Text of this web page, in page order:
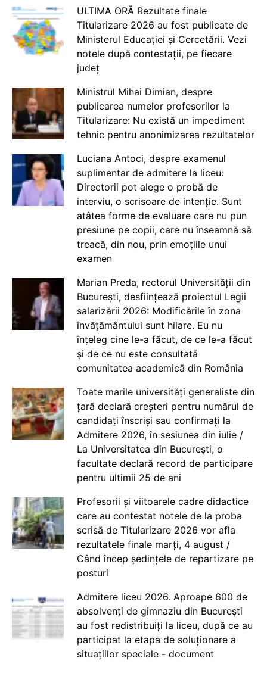
ULTIMA ORĂ Rezultate finale
Titularizare 2026 au fost publicate de
Ministerul Educației și Cercetării. Vezi
notele după contestații, pe fiecare
județ
Ministrul Mihai Dimian, despre
publicarea numelor profesorilor la
Titularizare: Nu există un impediment
tehnic pentru anonimizarea rezultatelor
Luciana Antoci, despre examenul
suplimentar de admitere la liceu:
Directorii pot alege o probă de
interviu, o scrisoare de intenție. Sunt
atâtea forme de evaluare care nu pun
presiune pe copii, care nu înseamnă să
treacă, din nou, prin emoțiile unui
examen
Marian Preda, rectorul Universității din
București, desființează proiectul Legii
salarizării 2026: Modificările în zona
învățământului sunt hilare. Eu nu
înțeleg cine le-a făcut, de ce le-a făcut
și de ce nu este consultată
comunitatea academică din România
Toate marile universități generaliste din
țară declară creșteri pentru numărul de
candidați înscriși sau confirmați la
Admitere 2026, în sesiunea din iulie /
La Universitatea din București, o
facultate declară record de participare
pentru ultimii 25 de ani
Profesorii și viitoarele cadre didactice
care au contestat notele de la proba
scrisă de Titularizare 2026 vor afla
rezultatele finale marți, 4 august /
Când încep ședințele de repartizare pe
posturi
Admitere liceu 2026. Aproape 600 de
absolvenți de gimnaziu din București
au fost redistribuiți la liceu, după ce au
participat la etapa de soluționare a
situațiilor speciale - document